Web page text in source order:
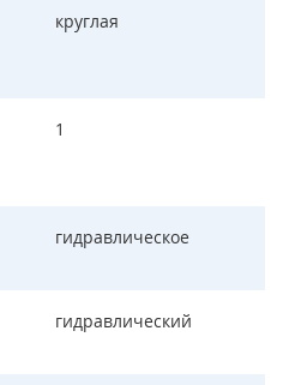
круглая
1
гидравлическое
гидравлический